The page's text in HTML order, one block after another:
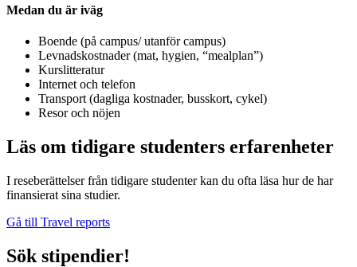
Medan du är iväg
Boende (på campus/ utanför campus)
Levnadskostnader (mat, hygien, “mealplan”)
Kurslitteratur
Internet och telefon
Transport (dagliga kostnader, busskort, cykel)
Resor och nöjen
Läs om tidigare studenters erfarenheter
I reseberättelser från tidigare studenter kan du ofta läsa hur de har
finansierat sina studier.
Gå till Travel reports
Sök stipendier!